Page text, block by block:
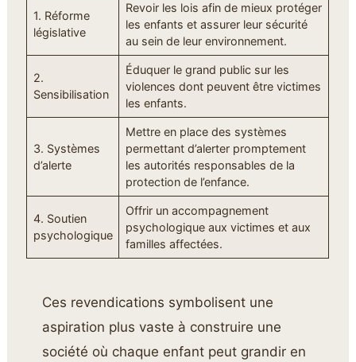
1. Réforme
législative
Revoir les lois afin de mieux protéger
les enfants et assurer leur sécurité
au sein de leur environnement.
2.
Sensibilisation
Éduquer le grand public sur les
violences dont peuvent être victimes
les enfants.
3. Systèmes
d’alerte
Mettre en place des systèmes
permettant d’alerter promptement
les autorités responsables de la
protection de l’enfance.
4. Soutien
psychologique
Offrir un accompagnement
psychologique aux victimes et aux
familles affectées.
Ces revendications symbolisent une
aspiration plus vaste à construire une
société où chaque enfant peut grandir en